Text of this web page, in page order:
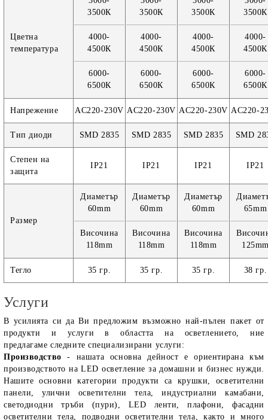
Цветна
температура
3500К
4000-
4500К
6000-
6500К
3500К
4000-
4500К
6000-
6500К
3500К
4000-
4500К
6000-
6500К
3500К
4000-
4500К
6000-
6500К
Напрежение AC220-230V AC220-230V AC220-230V AC220-
Тип диоди SMD 2835 SMD 2835 SMD 2835 SMD
Степен на
защита
IP21 IP21 IP21 IP21
Размер
Диаметър
60mm
Височина
118mm
Диаметър
60mm
Височина
118mm
Диаметър
60mm
Височина
118mm
65mm
Тегло 35 гр. 35 гр. 35 гр. 38 гр.
Услуги
В усилията си да Ви предложим възможно най-пълен пакет от
продукти и услуги в областта на осветлението, ние
предлагаме следните специализирани услуги:
Производство - нашата основна дейност е ориентирана към
производството на LED осветление за домашни и бизнес нужди.
Нашите основни категории продукти са крушки, осветителни
панели, улични осветителни тела, индустриални камабани,
светодиодни тръби (пури), LED ленти, плафони, фасадни
осветителни тела, подводни осветителни тела, както и много